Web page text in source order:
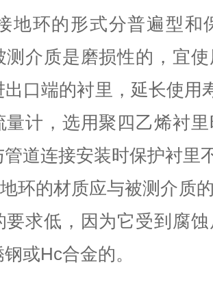
地环的形式分普遍型和
测介质是磨损性的，宜
出口端的衬里，延长使用
量计，选用聚四乙烯衬
道连接安装时保护衬里
环的材质应与被测介质
要求低，因为它受到腐
钢或Hc合金的。